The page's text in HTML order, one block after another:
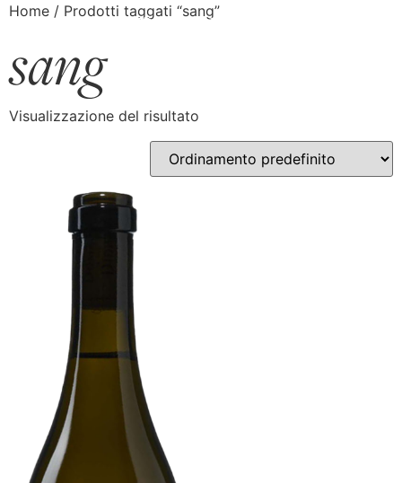
Home / Prodotti taggati “sang”
sang
Visualizzazione del risultato